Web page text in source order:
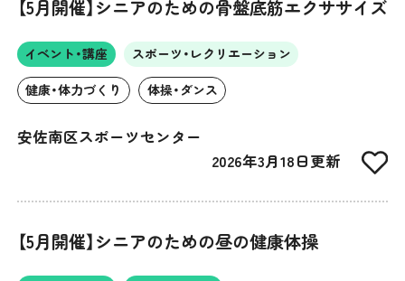
【5月開催】シニアのための骨盤底筋エクササイズ
イベント・講座 スポーツ・レクリエーション
健康・体力づくり 体操・ダンス
安佐南区スポーツセンター
2026年3月18日更新
【5月開催】シニアのための昼の健康体操